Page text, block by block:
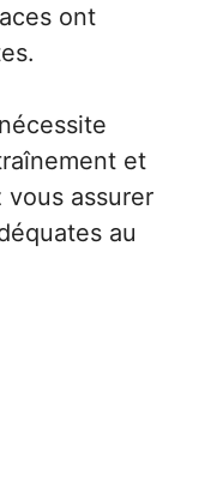
ont
et
assurer
au